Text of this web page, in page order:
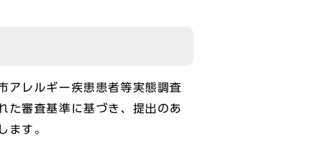
アレルギー疾患患者等実態調査
た審査基準に基づき、提出のあ
ます。